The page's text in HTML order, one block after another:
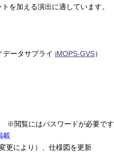
を加える演出に適しています。
ータサプライ iMOPS-GVS）
※閲覧にはパスワードが必要です
載
更により）、仕様図を更新